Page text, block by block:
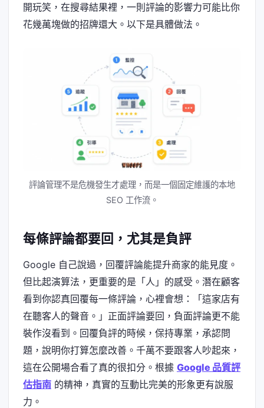
開玩笑，在搜尋結果裡，一則評論的影響力可能比你
花幾萬塊做的招牌還大。以下是具體做法。
評論管理不是危機發生才處理，而是一個固定維護的本地
SEO 工作流。
每條評論都要回，尤其是負評
Google 自己說過，回覆評論能提升商家的能見度。
但比起演算法，更重要的是「人」的感受。潛在顧客
看到你認真回覆每一條評論，心裡會想：「這家店有
在聽客人的聲音。」正面評論要回，負面評論更不能
裝作沒看到。回覆負評的時候，保持專業，承認問
題，說明你打算怎麼改善。千萬不要跟客人吵起來，
這在公開場合看了真的很扣分。根據 Google 品質評
估指南 的精神，真實的互動比完美的形象更有說服
力。